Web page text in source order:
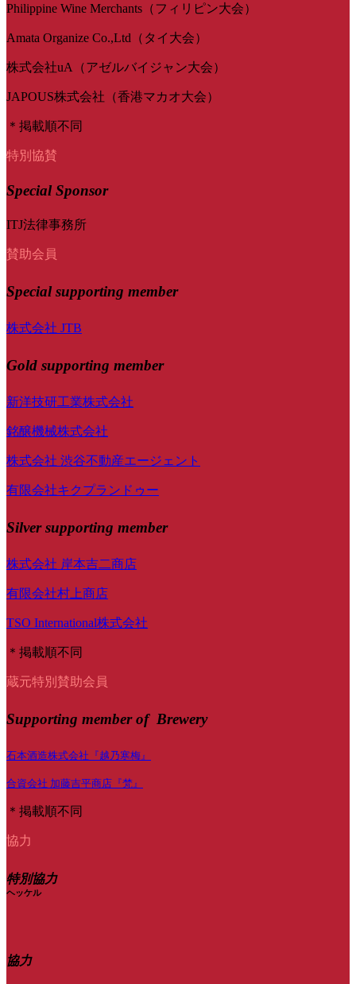
Philippine Wine Merchants（フィリピン大会）
Amata Organize Co.,Ltd（タイ大会）
株式会社uA（アゼルバイジャン大会）
JAPOUS株式会社（香港マカオ大会）
＊掲載順不同
特別協賛
Special Sponsor
ITJ法律事務所
賛助会員
Specialsupporting member
株式会社 JTB
Gold supporting member
新洋技研工業株式会社
銘醸機械株式会社
株式会社 渋谷不動産エージェント
有限会社キクプランドゥー
Silver supporting member
株式会社 岸本吉二商店
有限会社村上商店
TSO International株式会社
＊掲載順不同
蔵元特別賛助会員
Supporting member of Brewery
石本酒造株式会社『越乃寒梅』
合資会社 加藤吉平商店『梵』
＊掲載順不同
協力
特別協力
ヘッケル
協力